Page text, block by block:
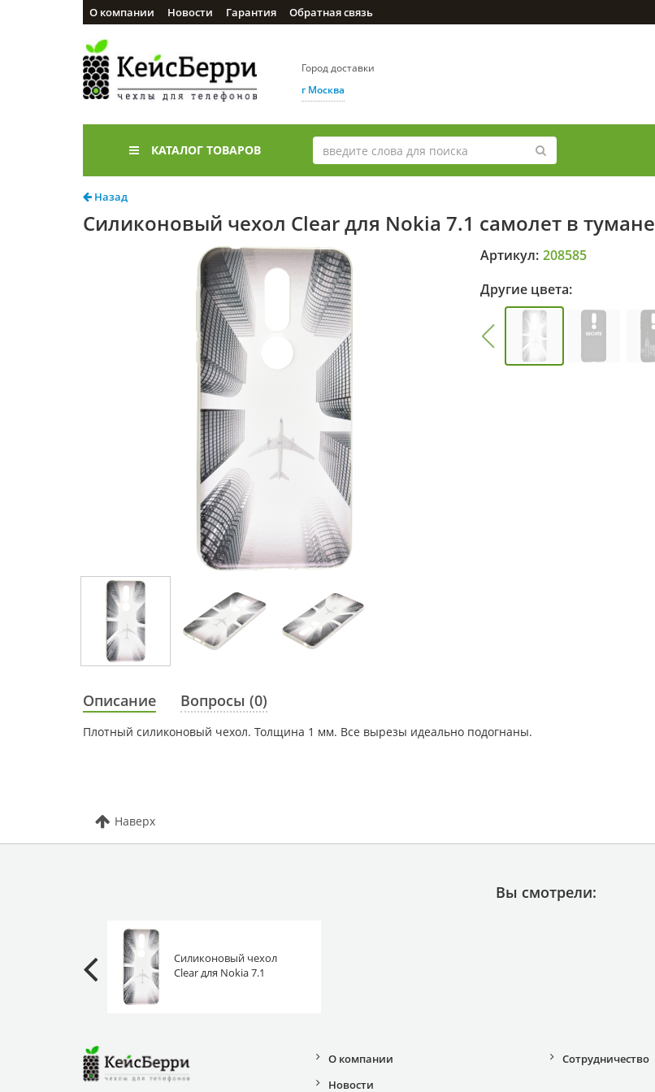
О компании Новости Гарантия Обратная связь
Город доставки
г Москва
КАТАЛОГ ТОВАРОВ
Назад
Силиконовый чехол Clear для Nokia 7.1 самолет в тумане
Артикул: 208585
Другие цвета:
Описание Вопросы (0)
Плотный силиконовый чехол. Толщина 1 мм. Все вырезы идеально подогнаны.
Наверх
Вы смотрели:
Силиконовый чехол
Clear для Nokia 7.1
О компании
Новости
Сотрудничество